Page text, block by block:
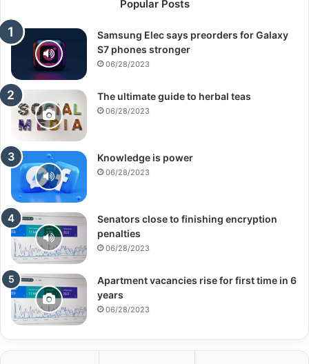
Popular Posts
Samsung Elec says preorders for Galaxy
S7 phones stronger
06/28/2023
The ultimate guide to herbal teas
06/28/2023
Knowledge is power
06/28/2023
Senators close to finishing encryption
penalties
06/28/2023
Apartment vacancies rise for first time in 6
years
06/28/2023